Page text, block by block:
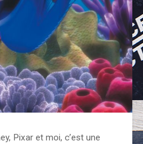
Pixar et moi, c’est une